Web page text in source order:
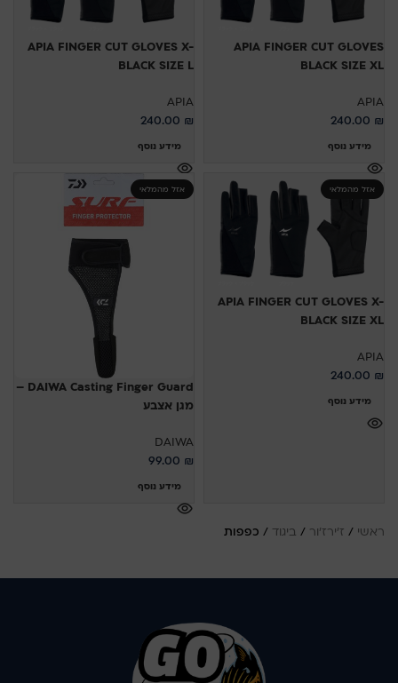
APIA FINGER CUT GLOVES
BLACK SIZE XL
APIA
240.00 ₪
מידע נוסף
APIA FINGER CUT GLOVES X-
BLACK SIZE L
APIA
240.00 ₪
מידע נוסף
אזל מהמלאי
APIA FINGER CUT GLOVES X-
BLACK SIZE XL
APIA
240.00 ₪
מידע נוסף
אזל מהמלאי
DAIWA Casting Finger Guard –
מגן אצבע
DAIWA
99.00 ₪
מידע נוסף
ראשי / ז'ירז'ור / ביגוד / כפפות